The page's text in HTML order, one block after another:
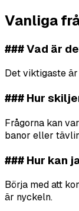
Vanliga
### Vad är
Det viktigaste
### Hur
Frågorna kan
banor eller
### Hur kan
Börja med att
är nyckeln.